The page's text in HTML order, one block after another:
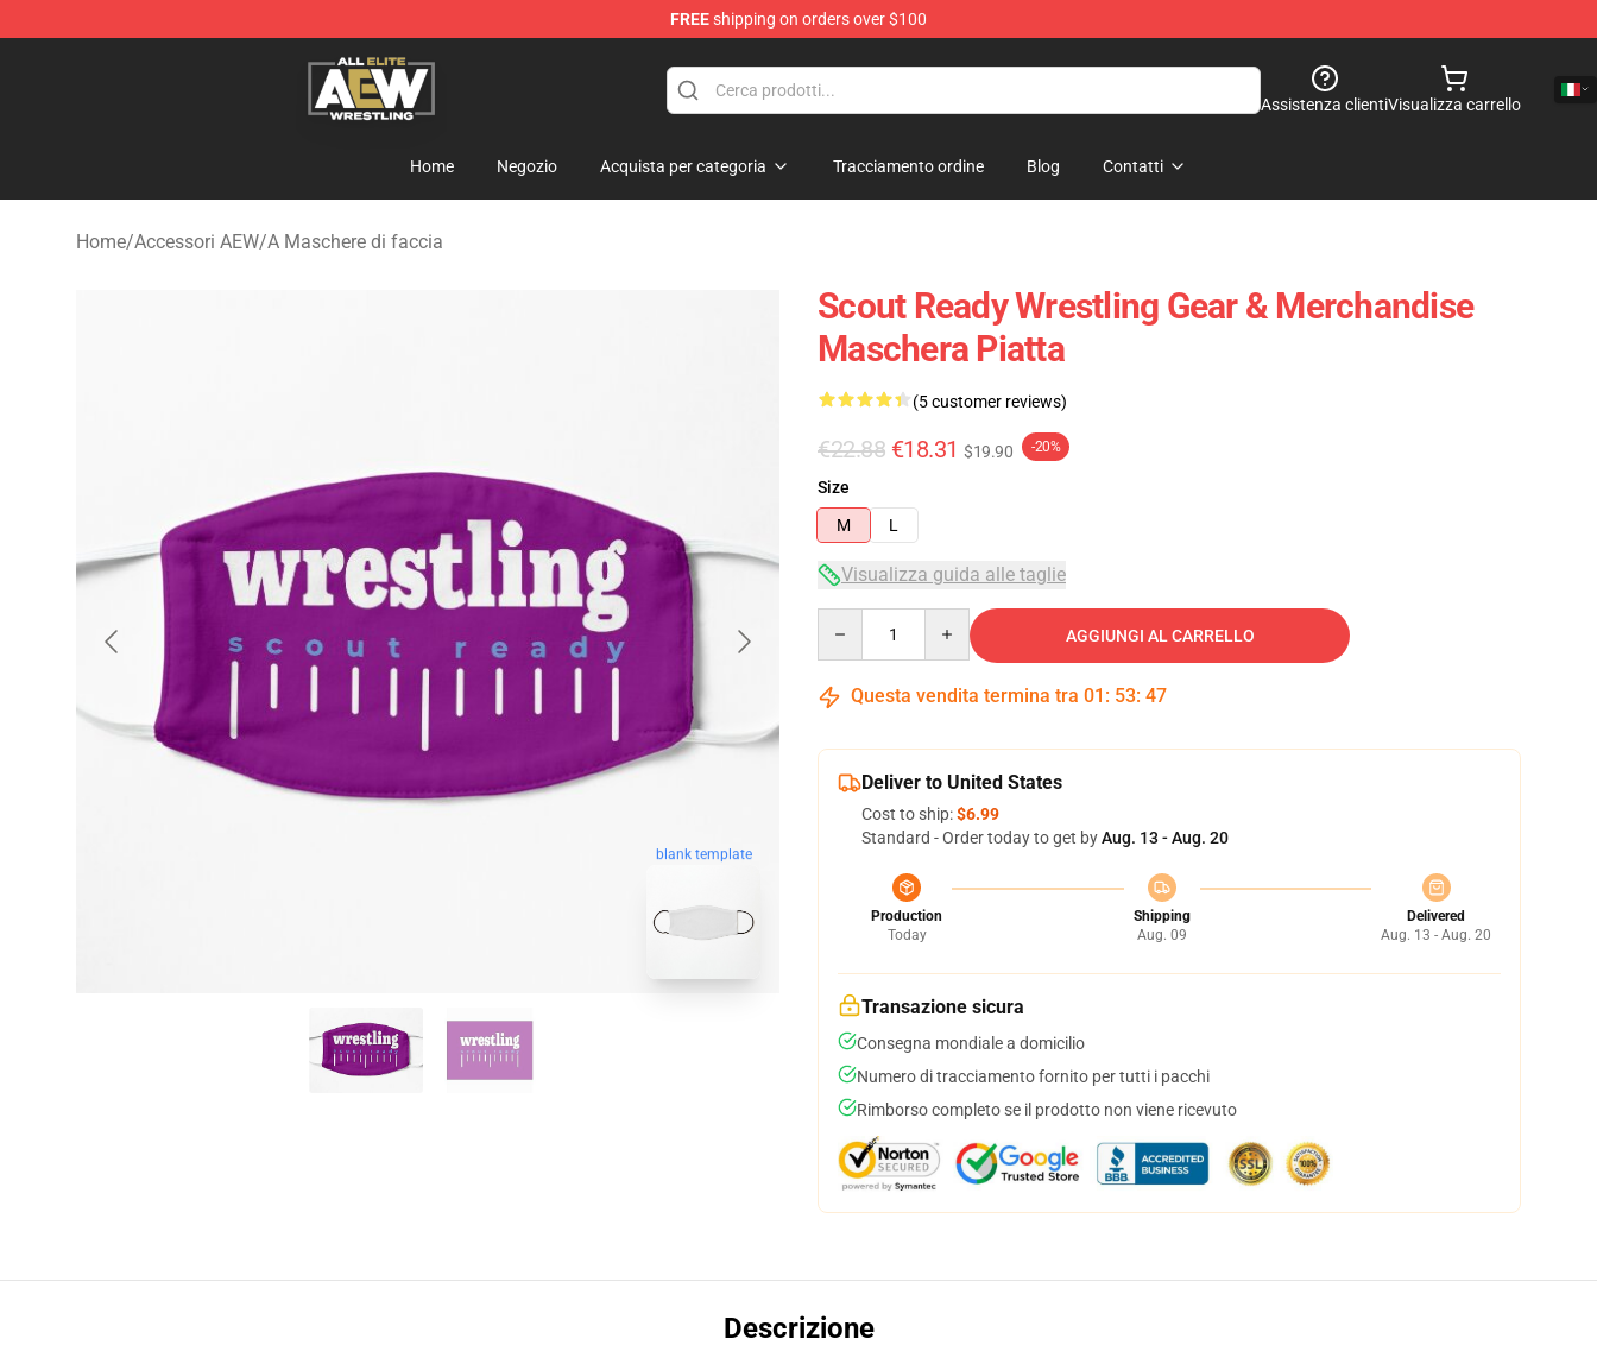
FREEshipping on orders over $100
Aew Shop ⚡️ Official Aew Merchandise Store
Assistenza clientiVisualizza carrello
Home Negozio Acquista per categoria Tracciamento ordine Blog Contatti
Home/Accessori AEW/A Maschere di faccia
blank template
Scout Ready Wrestling Gear & Merchandise
Maschera Piatta
(5 customer reviews)
€22.88 €18.31 $19.90 -20%
Size
M
L
Visualizza guida alle taglie
AGGIUNGI AL CARRELLO
Questa vendita termina tra 01 : 53: 46
Deliver to United States
Cost to ship:$6.99
Standard - Order today to get byAug. 13 - Aug. 20
Production
Today
Shipping
Aug. 09
Delivered
Aug. 13 - Aug. 20
Transazione sicura
Consegna mondiale a domicilio
Numero di tracciamento fornito per tutti i pacchi
Rimborso completo se il prodotto non viene ricevuto
Descrizione